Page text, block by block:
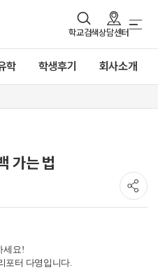
학교검색상담센터
학 학생후기 회사소개
가는 법
세요!
포터 다영입니다.